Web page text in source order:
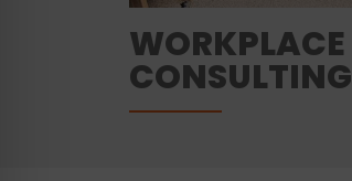
WORKPLACE
CONSULTING